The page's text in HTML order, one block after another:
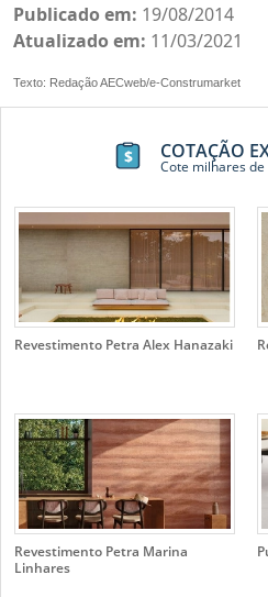
Publicado em: 19/08/2014
Atualizado em: 11/03/2021
Texto: Redação AECweb/e-Construmarket
COTAÇÃO
Cote milhares
Revestimento Petra Alex Hanazaki
Revestimento Petra Marina
Linhares